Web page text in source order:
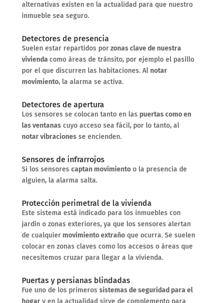
alternativas existen en la actualidad para que nuestro
inmueble sea seguro.
Detectores de presencia
Suelen estar repartidos porzonas clave de nuestra
vivienda como áreas de tránsito, por ejemplo el pasillo
por el que discurren las habitaciones. Al notar
movimiento, la alarma se activa.
Detectores de apertura
Los sensores se colocan tanto en las puertas como en
las ventanascuyo acceso sea fácil, por lo tanto, al
notar vibracionesse encienden.
Sensores de infrarrojos
Si los sensores captan movimientoo la presencia de
alguien, la alarma salta.
Protección perimetral de la vivienda
Este sistema está indicado para los inmuebles con
jardín o zonas exteriores, ya que los sensores alertan
de cualquiermovimiento extrañoque ocurra. Se suelen
colocar en zonas claves como los accesos o áreas que
necesitemos cruzar para llegar a la vivienda.
Puertas y persianas blindadas
Fue uno de los primeros sistemas de seguridad para el